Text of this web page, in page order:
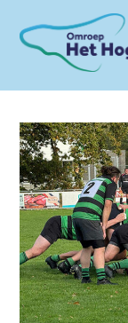
content